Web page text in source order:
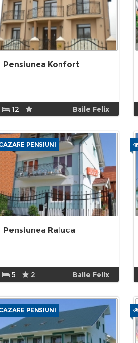
Pensiunea Konfort
12 Baile Felix
PENSIUNI
Pensiunea Raluca
5 2 Baile Felix
PENSIUNI